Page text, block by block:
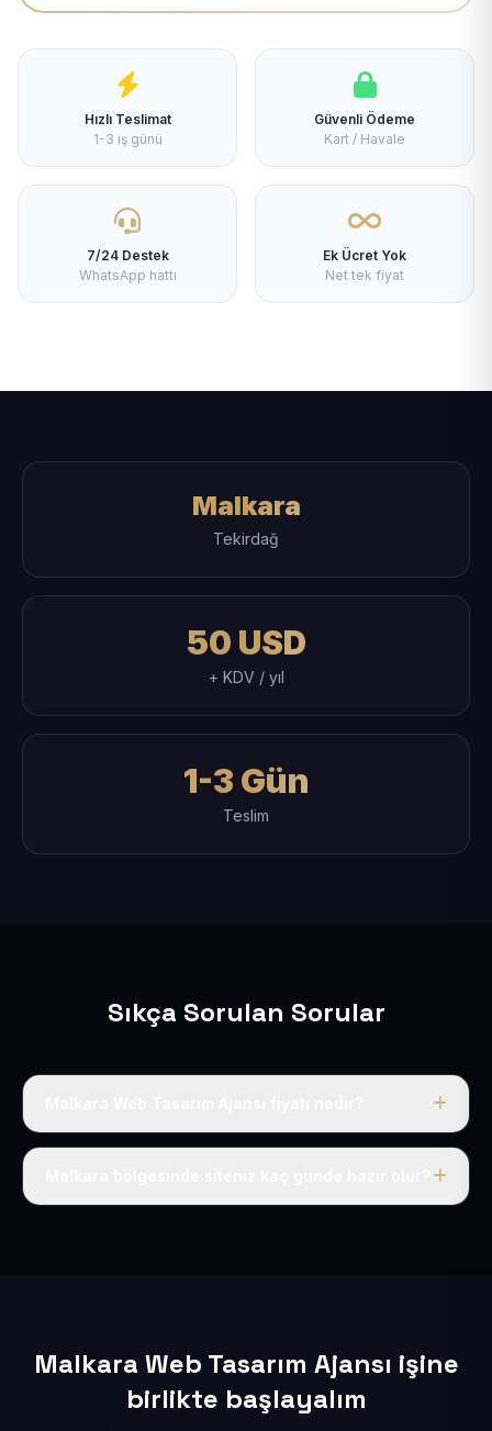
Hızlı Teslimat
1-3 iş günü
Güvenli Ödeme
Kart / Havale
7/24 Destek
WhatsApp hattı
Ek Ücret Yok
Net tek fiyat
Malkara
Tekirdağ
50 USD
+ KDV / yıl
1-3 Gün
Teslim
Sıkça Sorulan Sorular
Tek fiyat uygulanır: yıllık 50 USD + KDV. Bu bedele alan
Malkara Web Tasarım Ajansı işine
birlikte başlayalım